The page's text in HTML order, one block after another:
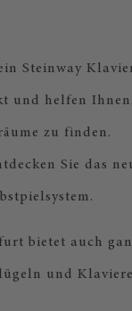
Steinway
und helfen
zu finden.
Sie das
bietet auch
und